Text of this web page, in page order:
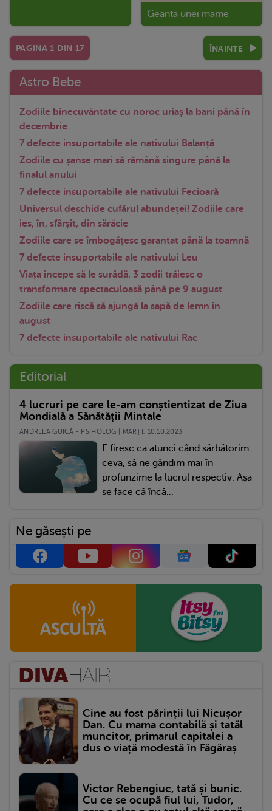
Geanta unei mame
PAGINA 1 DIN 17 ÎNAINTE
Astro Bebe
Zodiile binecuvântate cu noroc uriaș la bani până în
decembrie
7 defecte insuportabile ale nativului Balanță
Zodiile cu șanse mari să rămână singure până la
finalul anului
7 defecte insuportabile ale nativului Fecioară
Universul deschide cufărul abundeței! Zodiile care
ies, în, sfârșit, din sărăcie
Zodiile care se îmbogățesc garantat până la toamnă
7 defecte insuportabile ale nativului Leu
Viața începe să le surâdă. 3 zodii trăiesc o
transformare spectaculoasă până pe 9 august
Zodiile care riscă să ajungă la sapă de lemn în
august
7 defecte insuportabile ale nativului Rac
Editorial
4 lucruri pe care le-am conștientizat de Ziua
Mondială a Sănătății Mintale
ANDREEA GUICĂ - PSIHOLOG | MARŢI, 10.10.2023
E firesc ca atunci când sărbătorim
ceva, să ne gândim mai în
profunzime la lucrul respectiv. Așa
se face că încă...
Ne găsești pe
Cine au fost părinții lui Nicușor
Dan. Cu mama contabilă și tatăl
muncitor, primarul capitalei a
dus o viață modestă în Făgăraș
Victor Rebengiuc, tată și bunic.
Cu ce se ocupă fiul lui, Tudor,